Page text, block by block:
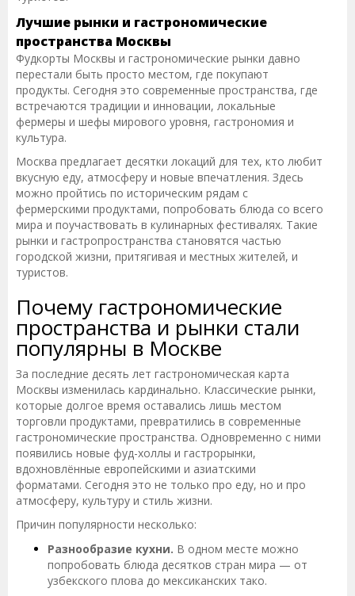
Лучшие рынки и гастрономические
пространства Москвы
Фудкорты Москвы и гастрономические рынки давно
перестали быть просто местом, где покупают
продукты. Сегодня это современные пространства, где
встречаются традиции и инновации, локальные
фермеры и шефы мирового уровня, гастрономия и
культура.
Москва предлагает десятки локаций для тех, кто любит
вкусную еду, атмосферу и новые впечатления. Здесь
можно пройтись по историческим рядам с
фермерскими продуктами, попробовать блюда со всего
мира и поучаствовать в кулинарных фестивалях. Такие
рынки и гастропространства становятся частью
городской жизни, притягивая и местных жителей, и
туристов.
Почему гастрономические
пространства и рынки стали
популярны в Москве
За последние десять лет гастрономическая карта
Москвы изменилась кардинально. Классические рынки,
которые долгое время оставались лишь местом
торговли продуктами, превратились в современные
гастрономические пространства. Одновременно с ними
появились новые фуд-холлы и гастрорынки,
вдохновлённые европейскими и азиатскими
форматами. Сегодня это не только про еду, но и про
атмосферу, культуру и стиль жизни.
Причин популярности несколько:
Разнообразие кухни. В одном месте можно
попробовать блюда десятков стран мира — от
узбекского плова до мексиканских тако.